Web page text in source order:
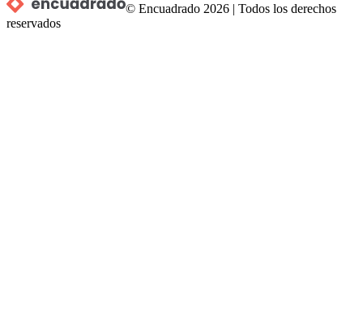
© Encuadrado 2026 |Todos los derechos
reservados